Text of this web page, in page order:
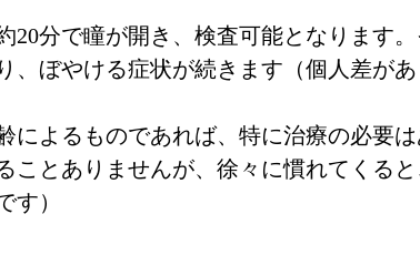
20分で瞳が開き、検査可能となります
、ぼやける症状が続きます（個人差があ
によるものであれば、特に治療の必要
ことありませんが、徐々に慣れてくる
す）